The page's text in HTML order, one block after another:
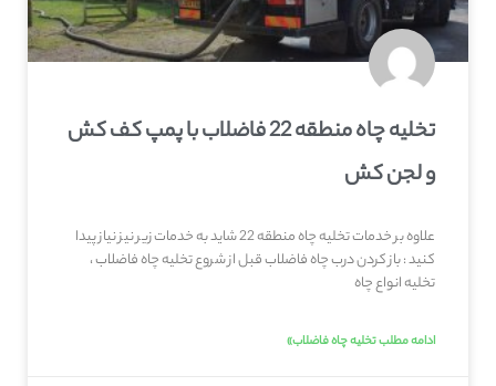
تخلیه چاه منطقه 22 فاضلاب با پمپ کف کش
و لجن کش
علاوه بر خدمات تخلیه چاه منطقه 22 شاید به خدمات زیر نیز نیاز پیدا
کنید : باز کردن درب چاه فاضلاب قبل از شروع تخلیه چاه فاضلاب ،
تخلیه انواع چاه
ادامه مطلب تخلیه چاه فاضلاب»